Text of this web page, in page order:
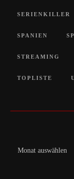
SERIENKILLER
SPANIEN
STREAMING
TOPLISTE
Archiv